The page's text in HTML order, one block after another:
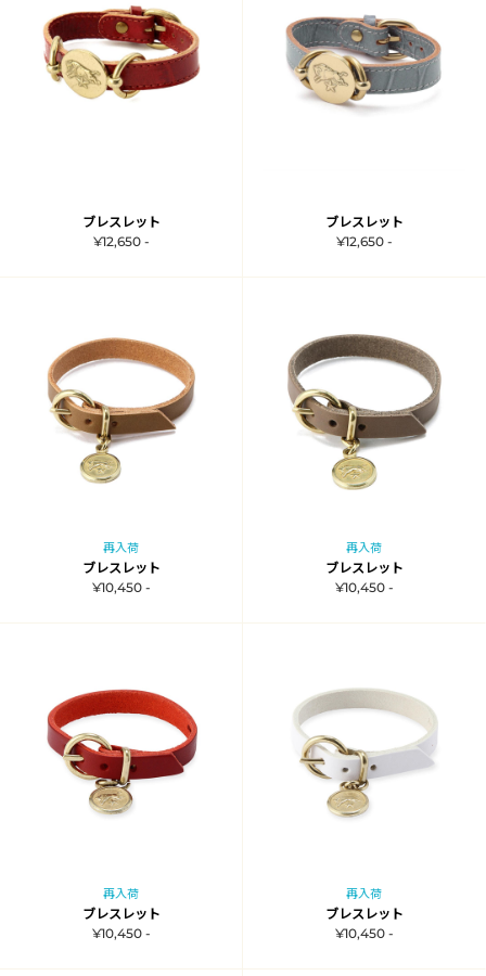
ブレスレット
¥12,650 -
ブレスレット
¥12,650 -
再入荷
ブレスレット
¥10,450 -
再入荷
ブレスレット
¥10,450 -
再入荷
ブレスレット
¥10,450 -
再入荷
ブレスレット
¥10,450 -